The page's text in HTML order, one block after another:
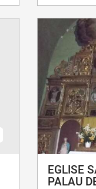
EGLISE
PALAU